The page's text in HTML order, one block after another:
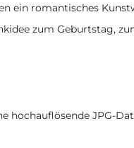
ein romantisches
zum Geburtstag,
hochauflösende JPG-